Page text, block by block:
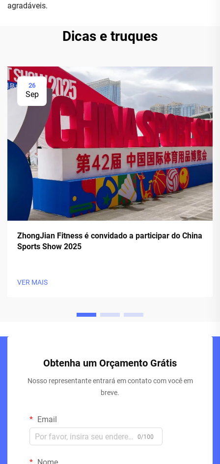
agradáveis.
Dicas e truques
26
Sep
ZhongJian Fitness é convidado a participar do China
Sports Show 2025
VER MAIS
Obtenha um Orçamento Grátis
Nosso representante entrará em contato com você em
breve.
Email
0/100